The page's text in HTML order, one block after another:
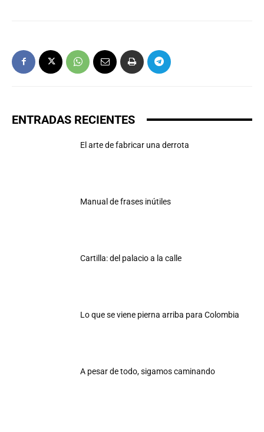
ENTRADAS RECIENTES
El arte de fabricar una derrota
Manual de frases inútiles
Cartilla: del palacio a la calle
Lo que se viene pierna arriba para Colombia
A pesar de todo, sigamos caminando